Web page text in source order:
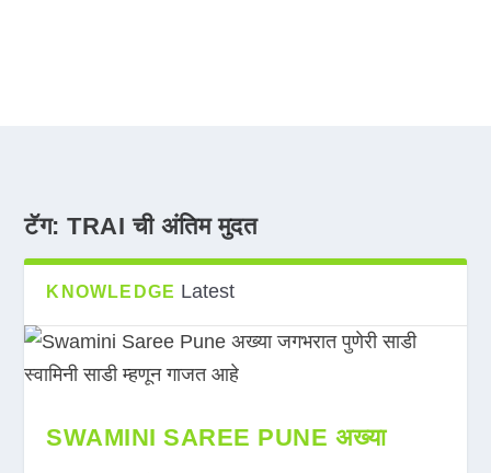
टॅग:TRAI ची अंतिम मुदत
KNOWLEDGE Latest
SWAMINI SAREE PUNE अख्या